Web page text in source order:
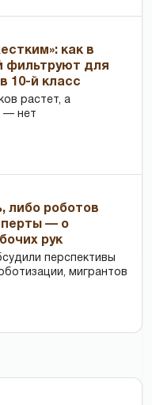
как в
фильтруют для
10-й класс
растет, а
— нет
либо роботов
— о
рук
перспективы
мигрантов